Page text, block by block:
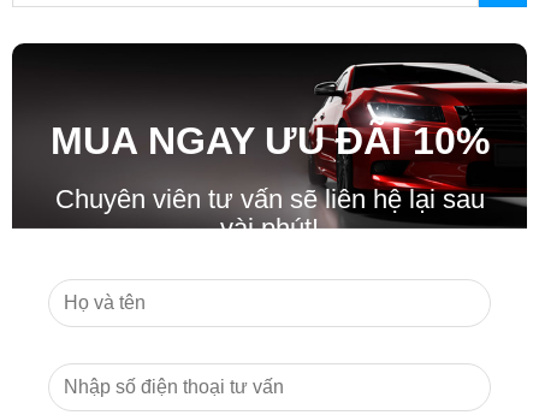
MUA NGAY ƯU ĐÃI10%
Chuyên viên tư vấn sẽ liên hệ lại sau
vài phút!